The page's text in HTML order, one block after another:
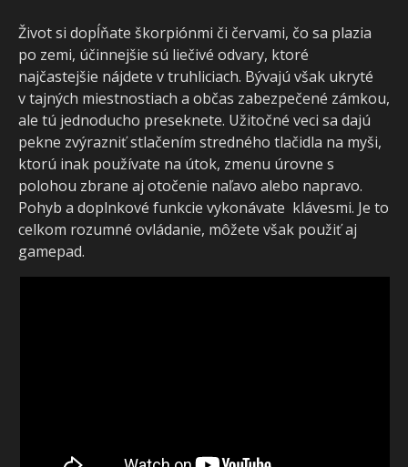
Život si dopĺňate škorpiónmi či červami, čo sa plazia
po zemi, účinnejšie sú liečivé odvary, ktoré
najčastejšie nájdete v truhliciach. Bývajú však ukryté
v tajných miestnostiach a občas zabezpečené zámkou,
ale tú jednoducho preseknete. Užitočné veci sa dajú
pekne zvýrazniť stlačením stredného tlačidla na myši,
ktorú inak používate na útok, zmenu úrovne s
polohou zbrane aj otočenie naľavo alebo napravo.
Pohyb a doplnkové funkcie vykonávate klávesmi. Je to
celkom rozumné ovládanie, môžete však použiť aj
gamepad.